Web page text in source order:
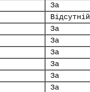
За
Відсутній
За
За
За
За
За
За